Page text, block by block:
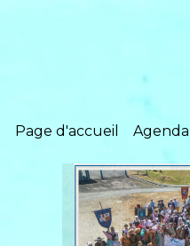
Page d'accueil Agenda